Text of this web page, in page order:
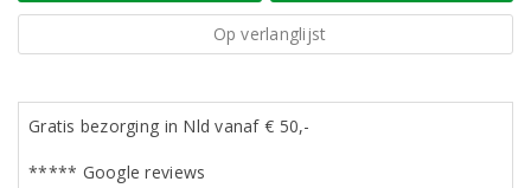
Op verlanglijst
Gratis bezorging in Nld vanaf € 50,-
***** Google reviews